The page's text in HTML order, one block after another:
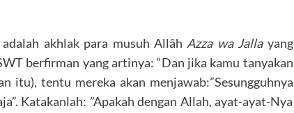
akhlak para musuh Allâh Azza wa Jallayang
berfirman yang artinya: “Dan jika kamu tanyakan
itu), tentu mereka akan menjawab:”Sesungguhnya
Katakanlah: ”Apakah dengan Allah, ayat-ayat-Nya